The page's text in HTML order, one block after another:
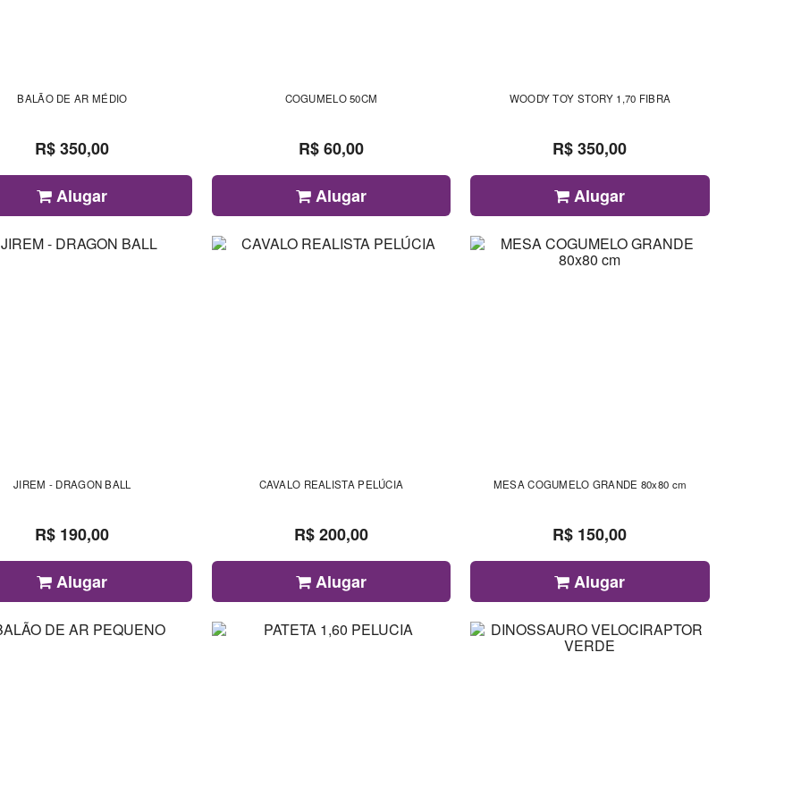
BALÃO DE AR MÉDIO
R$ 350,00
Alugar
COGUMELO 50CM
R$ 60,00
Alugar
WOODY TOY STORY 1,70 FIBRA
R$ 350,00
Alugar
JIREM - DRAGON BALL
R$ 190,00
Alugar
CAVALO REALISTA PELÚCIA
R$ 200,00
Alugar
MESA COGUMELO GRANDE 80x80 cm
R$ 150,00
Alugar